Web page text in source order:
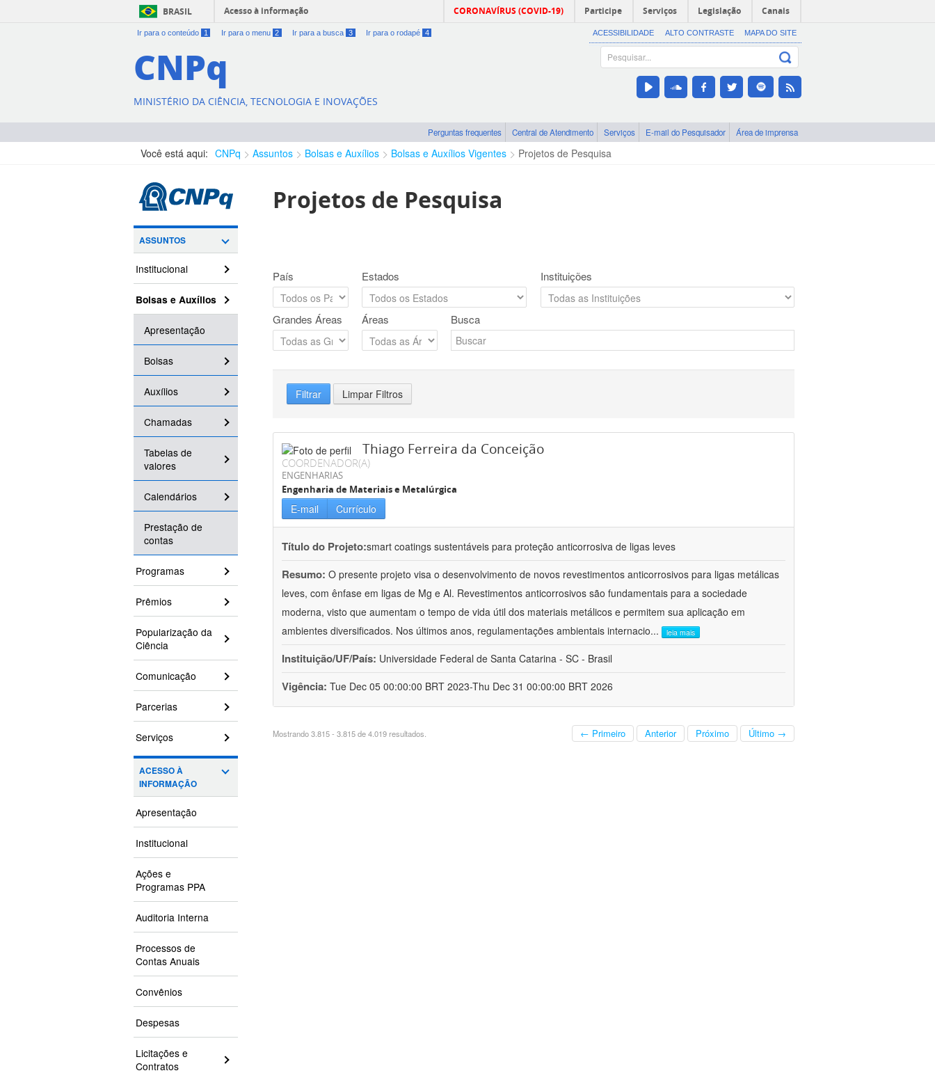
BRASIL Acesso à informação CORONAVÍRUS (COVID-19) Participe Serviços Legislação Canais
Ir para o conteúdo 1 Ir para o menu 2 Ir para a busca 3 Ir para o rodapé 4 ACESSIBILIDADE ALTO CONTRASTE MAPA DO SITE
CNPq
MINISTÉRIO DA CIÊNCIA, TECNOLOGIA E INOVAÇÕES
Perguntas frequentes Central de Atendimento Serviços E-mail do Pesquisador Área de imprensa
Você está aqui: CNPq Assuntos Bolsas e Auxílios Bolsas e Auxílios Vigentes Projetos de Pesquisa
ASSUNTOS
Institucional
Bolsas e Auxílios
Apresentação
Bolsas
Auxílios
Chamadas
Tabelas de
valores
Calendários
Prestação de
contas
Programas
Prêmios
Popularização da
Ciência
Comunicação
Parcerias
Serviços
ACESSO À
INFORMAÇÃO
Apresentação
Institucional
Ações e
Programas PPA
Auditoria Interna
Processos de
Contas Anuais
Convênios
Despesas
Licitações e
Contratos
Projetos de Pesquisa
País Estados Instituições
Grandes Áreas Áreas Busca
Filtrar Limpar Filtros
Thiago Ferreira da Conceição
COORDENADOR(A)
ENGENHARIAS
Engenharia de Materiais e Metalúrgica
E-mail Currículo
Título do Projeto:smart coatings sustentáveis para proteção anticorrosiva de ligas leves
Resumo: O presente projeto visa o desenvolvimento de novos revestimentos anticorrosivos para ligas metálicas
leves, com ênfase em ligas de Mg e Al. Revestimentos anticorrosivos são fundamentais para a sociedade
moderna, visto que aumentam o tempo de vida útil dos materiais metálicos e permitem sua aplicação em
ambientes diversificados. Nos últimos anos, regulamentações ambientais internacio... leia mais
Instituição/UF/País: Universidade Federal de Santa Catarina - SC - Brasil
Vigência: Tue Dec 05 00:00:00 BRT 2023-Thu Dec 31 00:00:00 BRT 2026
Mostrando 3.815 - 3.815 de 4.019 resultados. ← Primeiro Anterior Próximo Último →